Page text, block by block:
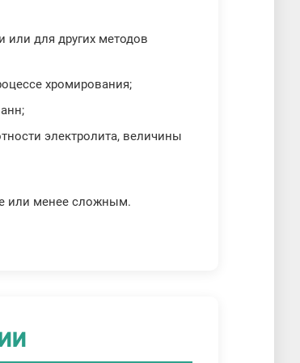
или для других методов
хромирования;
электролита, величины
или менее сложным.